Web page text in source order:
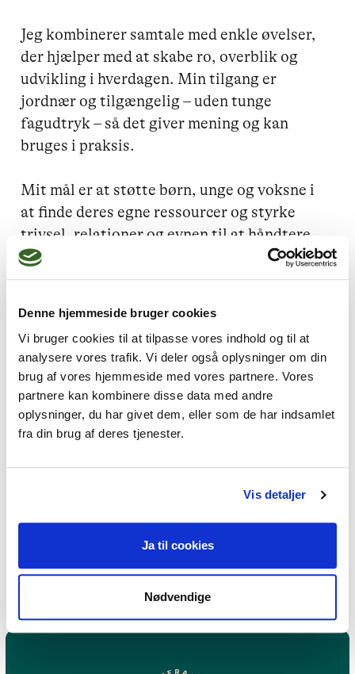
Denne hjemmeside bruger cookies
Vi bruger cookies til at tilpasse vores indhold og til at
analysere vores trafik. Vi deler også oplysninger om din
brug af vores hjemmeside med vores partnere. Vores
partnere kan kombinere disse data med andre
oplysninger, du har givet dem, eller som de har indsamlet
fra din brug af deres tjenester.
Vis detaljer
Ja til cookies
Nødvendige
Jeg kombinerer samtale med enkle øvelser,
der hjælper med at skabe ro, overblik og
udvikling i hverdagen. Min tilgang er
jordnær og tilgængelig – uden tunge
fagudtryk – så det giver mening og kan
bruges i praksis.
Mit mål er at støtte børn, unge og voksne i
at finde deres egne ressourcer og styrke
trivsel, relationer og evnen til at håndtere
det, der er svært.
Jeg kan hjælpe dig med
Mistrivsel hos børn og unge,
Sorg, Familieproblemer
Jeg praktiserer følgende
terapiformer
Neuroaffektiv terapi